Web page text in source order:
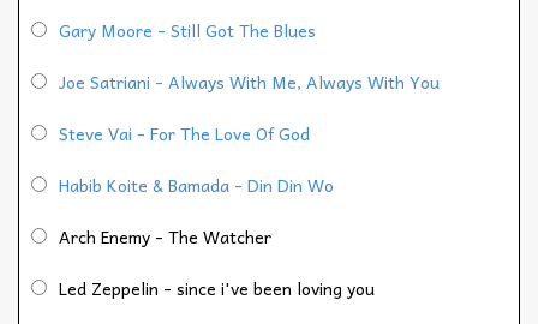
Gary Moore - Still Got The Blues
Joe Satriani - Always With Me, Always With You
Steve Vai - For The Love Of God
Habib Koite & Bamada - Din Din Wo
Arch Enemy - The Watcher
Led Zeppelin - since i've been loving you